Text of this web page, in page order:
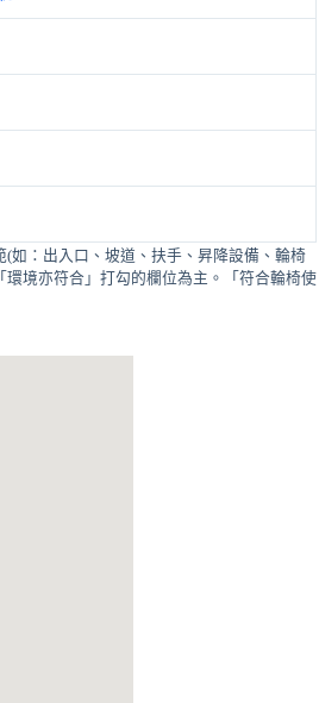
如：出入口、坡道、扶手、昇降設備、輪椅
境亦符合」打勾的欄位為主。「符合輪椅使